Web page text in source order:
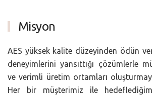
Misyon
AES yüksek kalite düzeyinden ödün
deneyimlerini yansıttığı çözümlerle
ve verimli üretim ortamları
Her bir müşterimiz ile